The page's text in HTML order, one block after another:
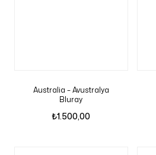
Australia – Avustralya
Bluray
₺1.500,00